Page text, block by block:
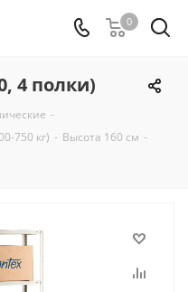
0
4 полки)
-
750 кг) - Высота 160 см -